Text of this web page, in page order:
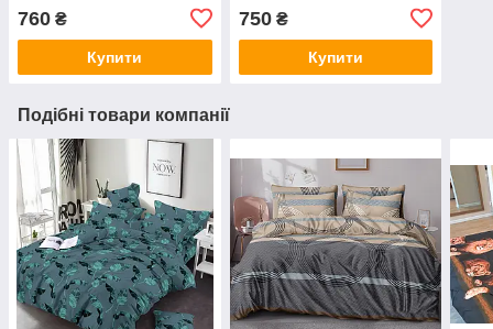
760 ₴
Купити
750₴
Купити
Подібні товари компанії